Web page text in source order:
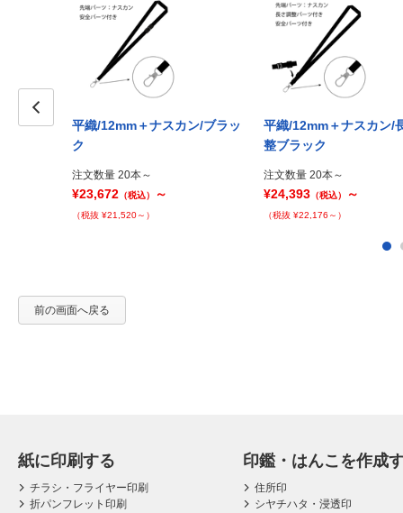
平織/12mm＋ナスカン/ブラッ
ク
注文数量 20本～
¥23,672 （税込） ～
（税抜 ¥21,520～）
平織/12mm＋ナスカン/
整ブラック
注文数量 20本～
¥24,393 （税込） ～
（税抜 ¥22,176～）
前の画面へ戻る
紙に印刷する
チラシ・フライヤー印刷
折パンフレット印刷
印鑑・はんこを作成
住所印
シヤチハタ・浸透印